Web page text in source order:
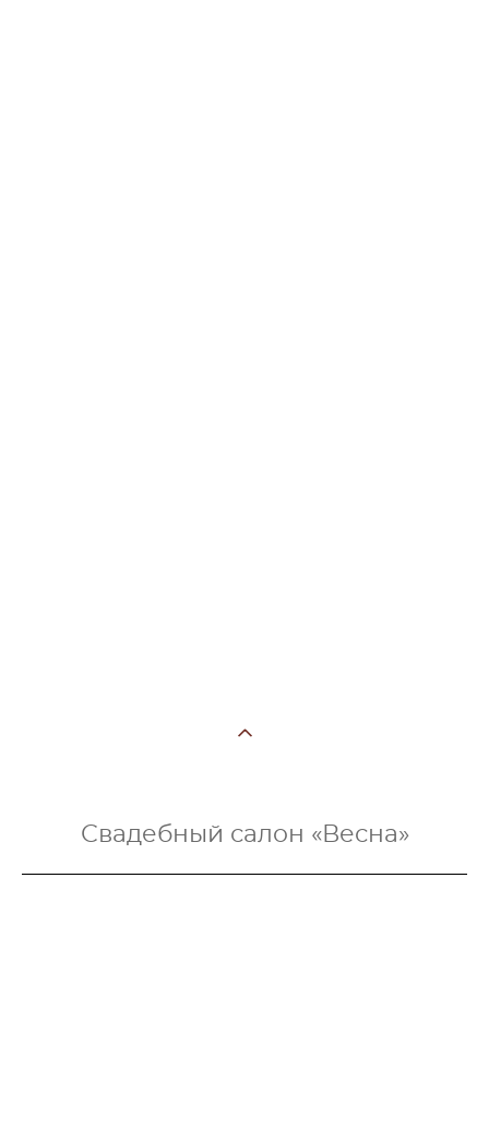
Свадебный салон «Весна»